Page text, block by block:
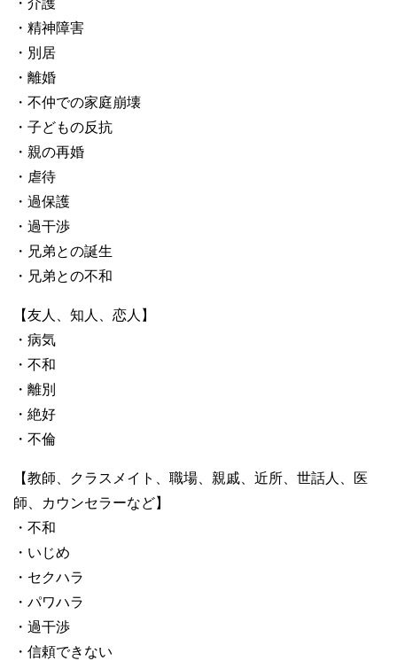
・介護
・精神障害
・別居
・離婚
・不仲での家庭崩壊
・子どもの反抗
・親の再婚
・虐待
・過保護
・過干渉
・兄弟との誕生
・兄弟との不和
【友人、知人、恋人】
・病気
・不和
・離別
・絶好
・不倫
【教師、クラスメイト、職場、親戚、近所、世話人、医
師、カウンセラーなど】
・不和
・いじめ
・セクハラ
・パワハラ
・過干渉
・信頼できない